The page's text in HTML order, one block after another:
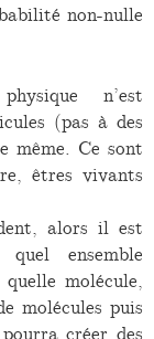
non-nulle
n’est
(pas à des
même. Ce sont
êtres vivants
alors il est
ensemble
molécule,
molécules puis
créer des